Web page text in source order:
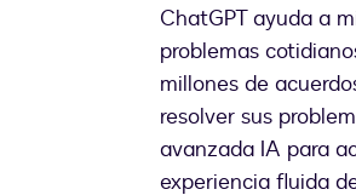
ChatGPT ayuda a
problemas
millones de
resolver sus
avanzada IA para
experiencia fluida